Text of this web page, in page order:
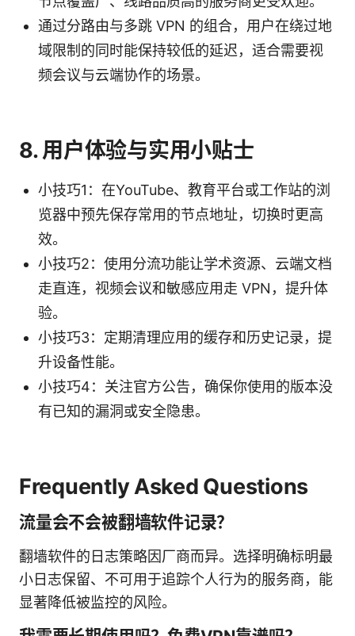
通过分路由与多跳 VPN 的组合，用户在绕过地
域限制的同时能保持较低的延迟，适合需要视
频会议与云端协作的场景。
8. 用户体验与实用小贴士
小技巧1：在YouTube、教育平台或工作站的浏
览器中预先保存常用的节点地址，切换时更高
效。
小技巧2：使用分流功能让学术资源、云端文档
走直连，视频会议和敏感应用走 VPN，提升体
验。
小技巧3：定期清理应用的缓存和历史记录，提
升设备性能。
小技巧4：关注官方公告，确保你使用的版本没
有已知的漏洞或安全隐患。
Frequently Asked Questions
流量会不会被翻墙软件记录？
翻墙软件的日志策略因厂商而异。选择明确标明最
小日志保留、不可用于追踪个人行为的服务商，能
显著降低被监控的风险。